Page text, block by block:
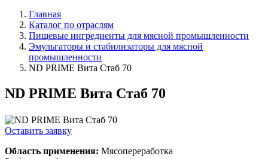
Главная
Каталог по отраслям
Пищевые ингредиенты для мясной промышленности
Эмульгаторы и стабилизаторы для мясной
промышленности
ND PRIME Вита Стаб 70
ND PRIME Вита Стаб 70
Оставить заявку
Область применения: Мясопереработка